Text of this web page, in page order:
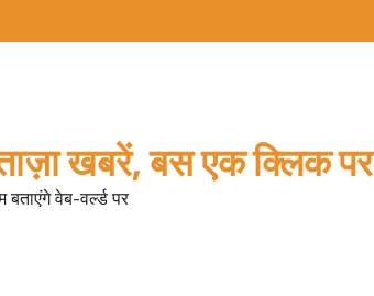
खबरें, बस एक क्लिक पर
वेब-वर्ल्ड पर